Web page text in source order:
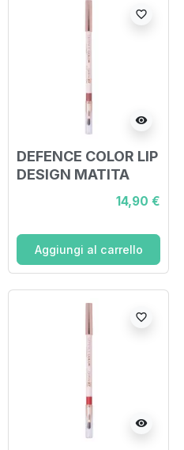
visibility
favorite_border
DEFENCE COLOR LIP
DESIGN MATITA
LABBRA 202 NUDE
14,90 €
Aggiungi al carrello
visibility
favorite_border